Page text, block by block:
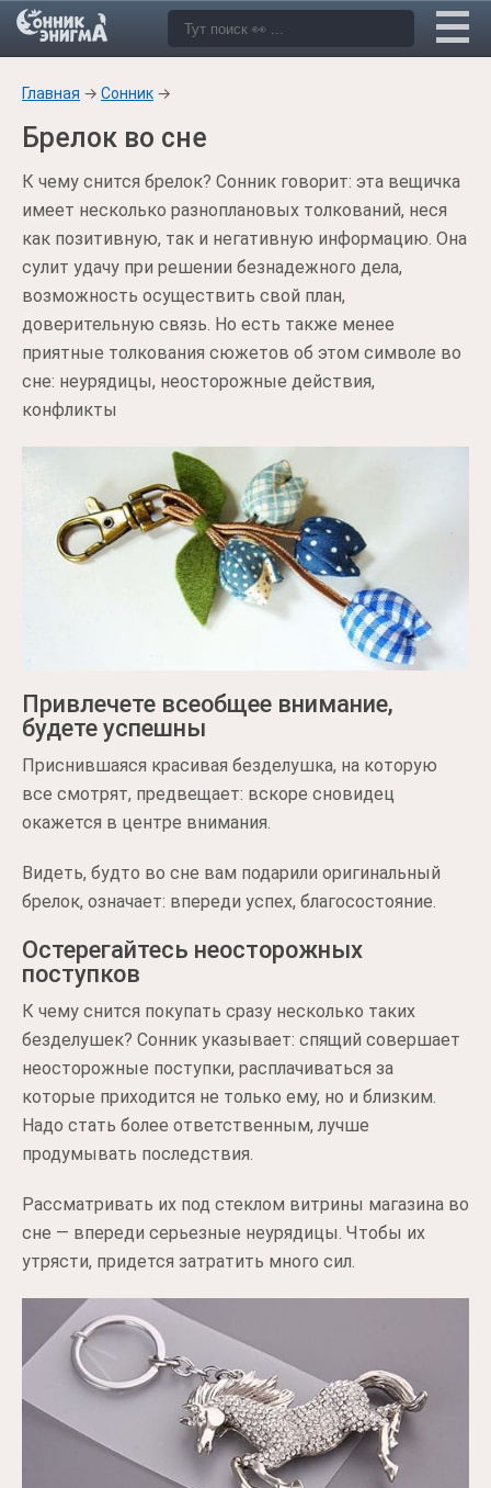
Главная → Сонник →
Брелок во сне
К чему снится брелок? Сонник говорит: эта вещичка
имеет несколько разноплановых толкований, неся
как позитивную, так и негативную информацию. Она
сулит удачу при решении безнадежного дела,
возможность осуществить свой план,
доверительную связь. Но есть также менее
приятные толкования сюжетов об этом символе во
сне: неурядицы, неосторожные действия,
конфликты
Привлечете всеобщее внимание,
будете успешны
Приснившаяся красивая безделушка, на которую
все смотрят, предвещает: вскоре сновидец
окажется в центре внимания.
Видеть, будто во сне вам подарили оригинальный
брелок, означает: впереди успех, благосостояние.
Остерегайтесь неосторожных
поступков
К чему снится покупать сразу несколько таких
безделушек? Сонник указывает: спящий совершает
неосторожные поступки, расплачиваться за
которые приходится не только ему, но и близким.
Надо стать более ответственным, лучше
продумывать последствия.
Рассматривать их под стеклом витрины магазина во
сне — впереди серьезные неурядицы. Чтобы их
утрясти, придется затратить много сил.